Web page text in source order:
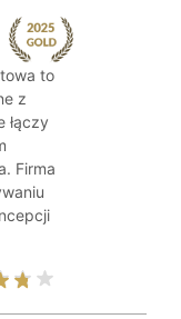
to
z
łączy
Firma